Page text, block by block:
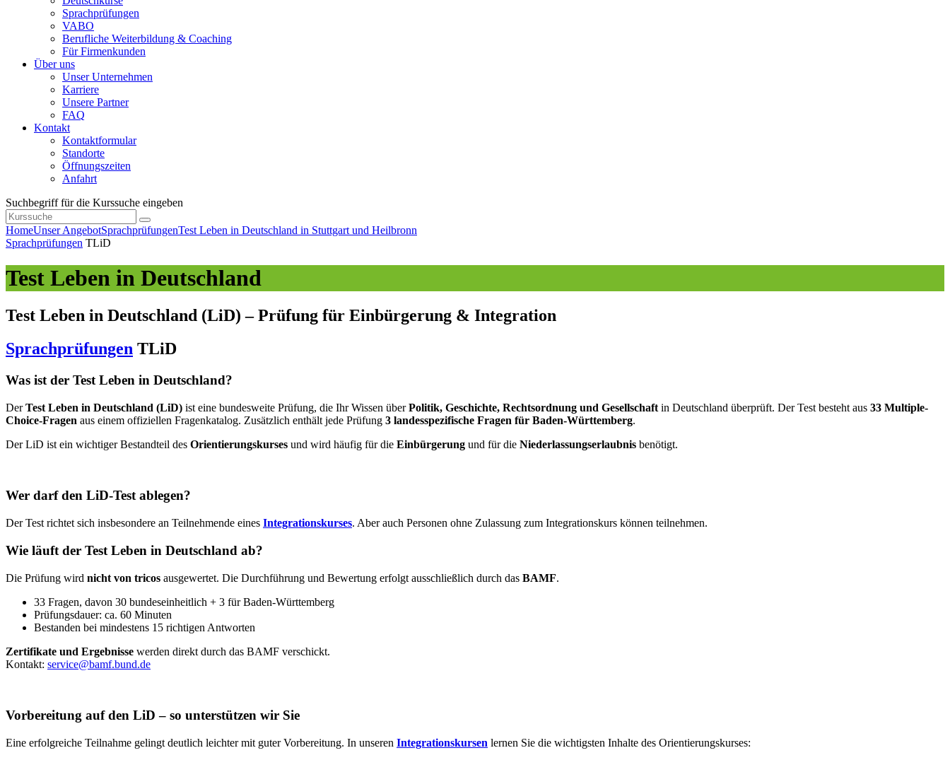
Sprachprüfungen
VABO
Berufliche Weiterbildung & Coaching
Für Firmenkunden
Über uns
Unser Unternehmen
Karriere
Unsere Partner
FAQ
Kontakt
Kontaktformular
Standorte
Öffnungszeiten
Anfahrt
Suchbegriff für die Kurssuche eingeben
HomeUnser AngebotSprachprüfungenTest Leben in Deutschland in Stuttgart und Heilbronn
Sprachprüfungen TLiD
Test Leben in Deutschland
Test Leben in Deutschland (LiD) – Prüfung für Einbürgerung & Integration
Sprachprüfungen TLiD
Was ist der Test Leben in Deutschland?
DerTest Leben in Deutschland (LiD) ist eine bundesweite Prüfung, die Ihr Wissen überPolitik, Geschichte, Rechtsordnung und Gesellschaft in Deutschland überprüft. Der Test besteht aus 33 Multiple-
Choice-Fragen aus einem offiziellen Fragenkatalog. Zusätzlich enthält jede Prüfung 3 landesspezifische Fragen für Baden-Württemberg.
Der LiD ist ein wichtiger Bestandteil des Orientierungskurses und wird häufig für die Einbürgerung und für die Niederlassungserlaubnis benötigt.
Wer darf den LiD-Test ablegen?
Der Test richtet sich insbesondere an Teilnehmende eines Integrationskurses. Aber auch Personen ohne Zulassung zum Integrationskurs können teilnehmen.
Wie läuft der Test Leben in Deutschland ab?
Die Prüfung wird nicht von tricos ausgewertet. Die Durchführung und Bewertung erfolgt ausschließlich durch das BAMF.
33 Fragen, davon 30 bundeseinheitlich + 3 für Baden-Württemberg
Prüfungsdauer: ca. 60 Minuten
Bestanden bei mindestens 15 richtigen Antworten
Zertifikate und Ergebnisse werden direkt durch das BAMF verschickt.
Kontakt: service@bamf.bund.de
Vorbereitung auf den LiD – so unterstützen wir Sie
Eine erfolgreiche Teilnahme gelingt deutlich leichter mit guter Vorbereitung. In unseren Integrationskursen lernen Sie die wichtigsten Inhalte des Orientierungskurses: